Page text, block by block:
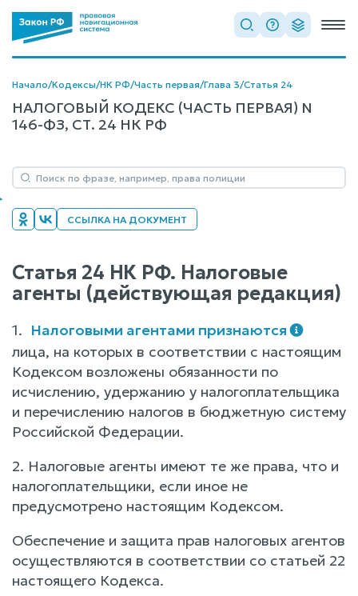
Начало/Кодексы/НК РФ/Часть первая/Глава 3/Статья 24
НАЛОГОВЫЙ КОДЕКС (ЧАСТЬ ПЕРВАЯ) N
146-ФЗ, СТ. 24 НК РФ
ССЫЛКА НА ДОКУМЕНТ
Статья 24 НК РФ. Налоговые
агенты (действующая редакция)
1. Налоговыми агентами признаются
лица, на которых в соответствии с настоящим
Кодексом возложены обязанности по
исчислению, удержанию у налогоплательщика
и перечислению налогов в бюджетную систему
Российской Федерации.
2. Налоговые агенты имеют те же права, что и
налогоплательщики, если иное не
предусмотрено настоящим Кодексом.
Обеспечение и защита прав налоговых агентов
осуществляются в соответствии со статьей 22
настоящего Кодекса.